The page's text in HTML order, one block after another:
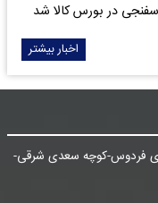
در بورس کالا شد
اخبار بیشتر
کوی فردوس-کوچه سعدی شرقی-